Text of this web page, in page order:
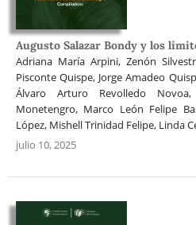
Augusto Salazar Bondy y los
Adriana María Arpini, Zenón
Pisconte Quispe, Jorge Amadeo
Álvaro Arturo Revolledo
Monetengro, Marco León Felipe
López, Mishell Trinidad Felipe, Linda
julio 10, 2025